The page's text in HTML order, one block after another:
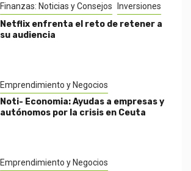
Finanzas: Noticias y Consejos
Inversiones
Netflix enfrenta el reto de retener a
su audiencia
Emprendimiento y Negocios
Noti- Economia: Ayudas a empresas y
autónomos por la crisis en Ceuta
Emprendimiento y Negocios